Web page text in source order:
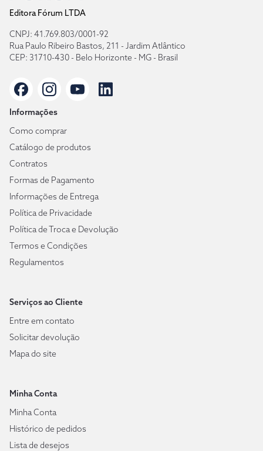
Editora Fórum LTDA
CNPJ: 41.769.803/0001-92
Rua Paulo Ribeiro Bastos, 211 - Jardim Atlântico
CEP: 31710-430 - Belo Horizonte - MG - Brasil
Informações
Como comprar
Catálogo de produtos
Contratos
Formas de Pagamento
Informações de Entrega
Política de Privacidade
Política de Troca e Devolução
Termos e Condições
Regulamentos
Serviços ao Cliente
Entre em contato
Solicitar devolução
Mapa do site
Minha Conta
Minha Conta
Histórico de pedidos
Lista de desejos